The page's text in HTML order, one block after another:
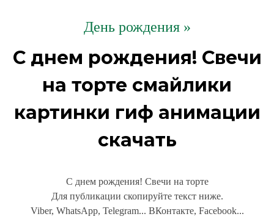
День рождения »
С днем рождения! Свечи
на торте смайлики
картинки гиф анимации
скачать
С днем рождения! Свечи на торте
Для публикации скопируйте текст ниже.
Viber, WhatsApp, Telegram... ВКонтакте, Facebook...